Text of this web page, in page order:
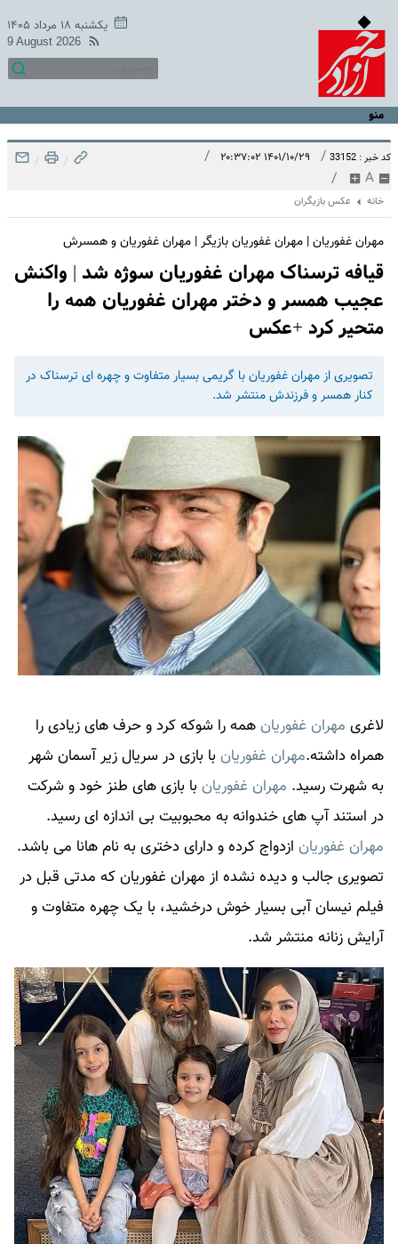
یکشنبه ۱۸ مرداد ۱۴۰۵
9 August 2026
منو
کد خبر : 33152 / ۱۴۰۱/۱۰/۲۹ ۲۰:۳۷:۰۲ /
A
/
/
/
خانه عکس بازیگران
مهران غفوریان | مهران غفوریان بازیگر | مهران غفوریان و همسرش
قیافه ترسناک مهران غفوریان سوژه شد | واکنش
عجیب همسر و دختر مهران غفوریان همه را
متحیر کرد +عکس
تصویری از مهران غفوریان با گریمی بسیار متفاوت و چهره ای ترسناک در
کنار همسر و فرزندش منتشر شد.
لاغری مهران غفوریانهمه را شوکه کرد و حرف های زیادی را
همراه داشته.مهران غفوریان با بازی در سریال زیر آسمان شهر
به شهرت رسید. مهران غفوریان با بازی های طنز خود و شرکت
در استند آپ های خندوانه به محبوبیت بی اندازه ای رسید.
مهران غفوریان ازدواج کرده و دارای دختری به نام هانا می باشد.
تصویری جالب و دیده نشده از مهران غفوریانکه مدتی قبل در
فیلم نیسان آبی بسیار خوش درخشید، با یک چهره متفاوت و
آرایش زنانه منتشر شد.